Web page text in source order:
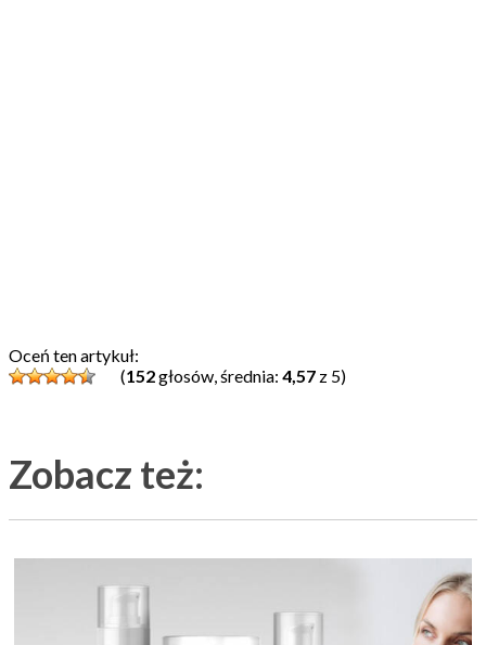
Oceń ten artykuł:
(152głosów, średnia: 4,57 z 5)
Zobacz też: